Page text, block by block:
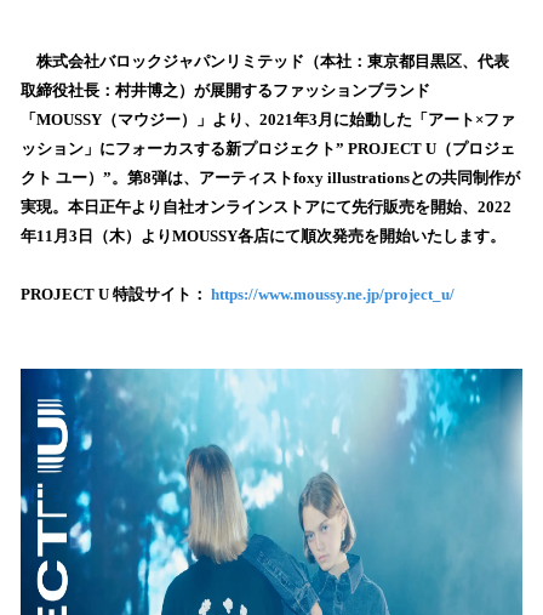
！
数
を
読
込
み
中
す
株式会社バロックジャパンリミテッド（本社：東京都目黒区、代表
取締役社長：村井博之）が展開するファッションブランド
「MOUSSY（マウジー）」より、2021年3月に始動した「アート×ファ
ッション」にフォーカスする新プロジェクト” PROJECT U（プロジェ
クト ユー）”。第8弾は、アーティストfoxy illustrationsとの共同制作が
実現。本日正午より自社オンラインストアにて先行販売を開始、2022
年11月3日（木）よりMOUSSY各店にて順次発売を開始いたします。
PROJECT U 特設サイト： https://www.moussy.ne.jp/project_u/